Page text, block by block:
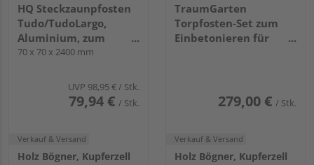
HQ Steckzaunpfosten
Tudo/TudoLargo,
Aluminium, zum
Einbetonieren,
70 x 70 x 2400 mm
UVP 98,95 €/ Stk.
79,94 € / Stk.
Verkauf & Versand
Holz Bögner, Kupferzell
TraumGarten
Torpfosten-Set zum
Einbetonieren für
279,00 € / Stk.
Verkauf & Versand
Holz Bögner, Kupferzell